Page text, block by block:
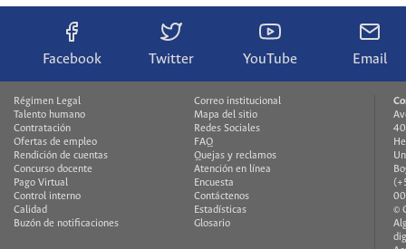
Facebook Twitter YouTube Email
Régimen Legal
Talento humano
Contratación
Ofertas de empleo
Rendición de cuentas
Concurso docente
Pago Virtual
Control interno
Calidad
Buzón de notificaciones
Correo institucional
Mapa del sitio
Redes Sociales
FAQ
Quejas y reclamos
Atención en línea
Encuesta
Contáctenos
Estadísticas
Glosario
©